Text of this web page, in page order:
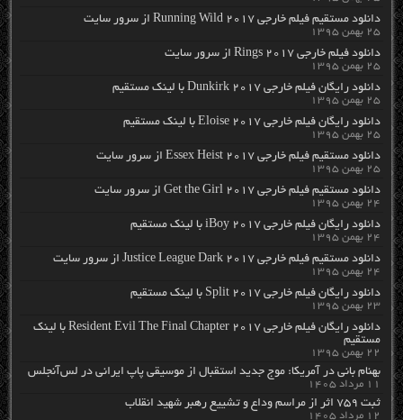
دانلود مستقیم فیلم خارجی Running Wild 2017 از سرور سایت
۲۵ بهمن ۱۳۹۵
دانلود فیلم خارجی Rings 2017 از سرور سایت
۲۵ بهمن ۱۳۹۵
دانلود رایگان فیلم خارجی Dunkirk 2017 با لینک مستقیم
۲۵ بهمن ۱۳۹۵
دانلود رایگان فیلم خارجی Eloise 2017 با لینک مستقیم
۲۵ بهمن ۱۳۹۵
دانلود مستقیم فیلم خارجی Essex Heist 2017 از سرور سایت
۲۵ بهمن ۱۳۹۵
دانلود مستقیم فیلم خارجی Get the Girl 2017 از سرور سایت
۲۴ بهمن ۱۳۹۵
دانلود رایگان فیلم خارجی iBoy 2017 با لینک مستقیم
۲۴ بهمن ۱۳۹۵
دانلود مستقیم فیلم خارجی Justice League Dark 2017 از سرور سایت
۲۴ بهمن ۱۳۹۵
دانلود رایگان فیلم خارجی Split 2017 با لینک مستقیم
۲۳ بهمن ۱۳۹۵
دانلود رایگان فیلم خارجی Resident Evil The Final Chapter 2017 با لینک
مستقیم
۲۲ بهمن ۱۳۹۵
بهنام بانی در آمریکا: موج جدید استقبال از موسیقی پاپ ایرانی در لس‌آنجلس
۱۱ مرداد ۱۴۰۵
ثبت ۷۵۹ اثر از مراسم وداع و تشییع رهبر شهید انقلاب
۱۲ مرداد ۱۴۰۵